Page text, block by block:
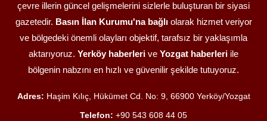
çevre illerin güncel gelişmelerini sizlerle buluşturan bir siyasi
gazetedir. Basın İlan Kurumu'na bağlıolarak hizmet veriyor
ve bölgedeki önemli olayları objektif, tarafsız bir yaklaşımla
aktarıyoruz. Yerköy haberleri ve Yozgat haberleri ile
bölgenin nabzını en hızlı ve güvenilir şekilde tutuyoruz.
Adres: Haşim Kılıç, Hükümet Cd. No: 9, 66900 Yerköy/Yozgat
Telefon: +90 543 608 44 05